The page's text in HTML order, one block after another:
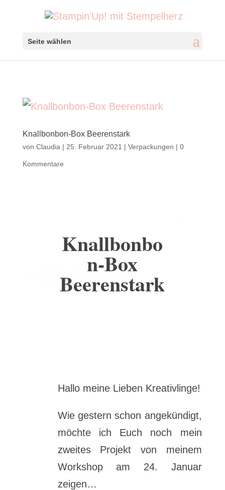
Seite wählen
Knallbonbon-Box Beerenstark
von Claudia | 25. Februar 2021 | Verpackungen | 0
Kommentare
Knallbonbo
n-Box
Beerenstark
Hallo meine Lieben Kreativlinge!
Wie gestern schon angekündigt,
möchte ich Euch noch mein
zweites Projekt von meinem
Workshop am 24. Januar
zeigen…